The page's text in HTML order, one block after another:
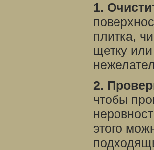
1.
плитка,
щетку
2.
чтобы
этого